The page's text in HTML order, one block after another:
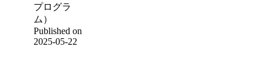
プログラ
ム）
Published on
2025-05-22